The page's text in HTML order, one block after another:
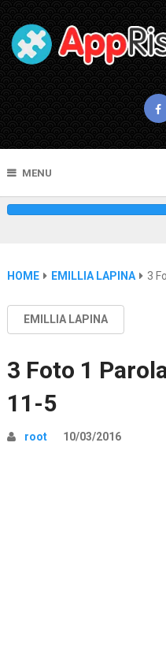
MENU
HOME EMILLIA LAPINA 3
EMILLIA LAPINA
3 Foto 1
11-5
root 10/03/2016